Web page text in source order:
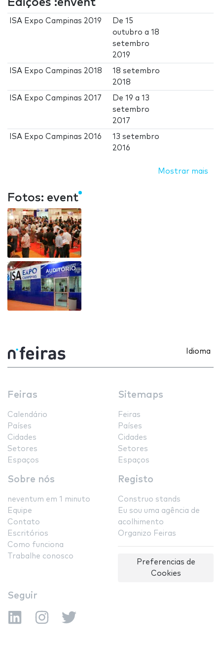
Edições :envent
ISA Expo Campinas 2019 De15
outubro a18
setembro
2019
ISA Expo Campinas 2018
18 setembro
2018
ISA Expo Campinas 2017 De19 a13
setembro
2017
ISA Expo Campinas 2016
13 setembro
2016
Mostrar mais
Fotos: event
Idioma
Feiras
Calendário
Países
Cidades
Setores
Espaços
Sitemaps
Feiras
Países
Cidades
Setores
Espaços
Sobre nós
neventum em 1 minuto
Equipe
Contato
Escritórios
Como funciona
Trabalhe conosco
Registo
Construo stands
Eu sou uma agência de
acolhimento
Organizo Feiras
Preferencias de
Cookies
Seguir